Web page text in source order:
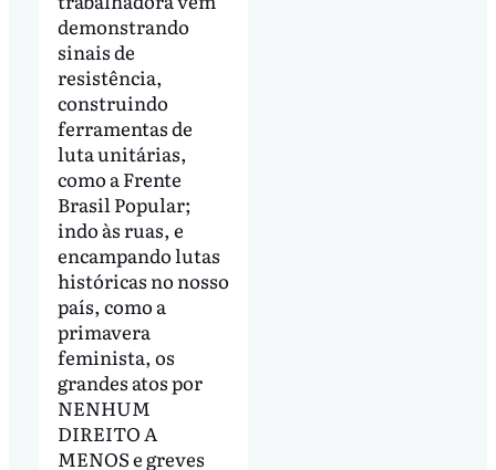
demonstrando
sinais de
resistência,
construindo
ferramentas de
luta unitárias,
como a Frente
Brasil Popular;
indo às ruas, e
encampando lutas
históricas no nosso
país, como a
primavera
feminista, os
grandes atos por
NENHUM
DIREITO A
MENOS e greves